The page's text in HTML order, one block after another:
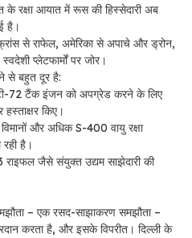
रक्षा आयात में रूस की हिस्सेदारी अब
है।
से राफेल, अमेरिका से अपाचे और ड्रोन,
प्लेटफार्मों पर जोर।
से बहुत दूर है:
72 टैंक इंजन को अपग्रेड करने के लिए
किए।
और अधिक S-400 वायु रक्षा
है।
जैसे संयुक्त उद्यम साझेदारी की
– एक रसद-साझाकरण समझौता –
करता है, और इसके विपरीत। दिल्ली के